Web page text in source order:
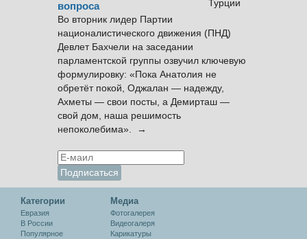
вопроса
Во вторник лидер Партии
националистического движения (ПНД)
Девлет Бахчели на заседании
парламентской группы озвучил ключевую
формулировку: «Пока Анатолия не
обретёт покой, Оджалан — надежду,
Ахметы — свои посты, а Демирташ —
свой дом, наша решимость
непоколебима». →
Категории
Евразия
В России
Популярное
Медиа
Фотогалерея
Видеогалеря
Карикатуры